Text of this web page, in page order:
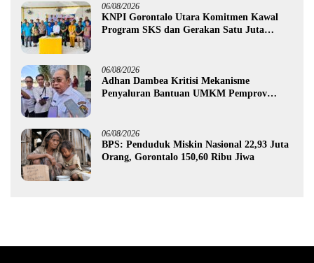
06/08/2026
KNPI Gorontalo Utara Komitmen Kawal
Program SKS dan Gerakan Satu Juta
06/08/2026
Adhan Dambea Kritisi Mekanisme
Penyaluran Bantuan UMKM Pemprov
06/08/2026
BPS: Penduduk Miskin Nasional 22,93 Juta
Orang, Gorontalo 150,60 Ribu Jiwa